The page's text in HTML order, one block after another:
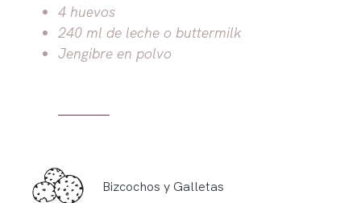
4 huevos
240 ml de leche o buttermilk
Jengibre en polvo
Bizcochos y Galletas